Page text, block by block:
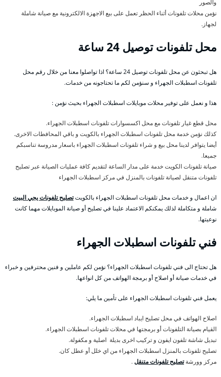
والصور
نؤمن محلات تلفونات أثناء الحظر تعمل على بيع الاجهزة الالكترونية مع صيانة شاملة
لجهاز.
محل تلفونات توصيل 24 ساعة
هل تبحثون عن محل تلفونات توصيل 24 ساعة؟ اذا تواصلوا معنا من خلال رقم محل
تلفونات اسطبلات الجهراء و سنؤمن لكم ما تحتاجونه من خدمات.
هذا و نعمل على توفير محلات موبايلات اسطبلات الجهراء بحيث نؤمن :
محل قطع غيار تلفونات مع محل اكسسوارات تلفونات اسطبلات الجهراء.
كذلك نؤمن خدمة محل تلفونات اسطبلات الجهراء بالكويت و باقي المحافطات الاخرى.
أيضا يتوافر لدينا محل بيع و شراء تلفونات اسطبلات الجهراء باسعار مدروسة تناسبكم
جميعا.
صيانة تلفونات الكويت خدمة على مدار الساعة لتقديم كافة عمليات الصيانة عبر تصليح
تلفونات متنقل لصيانة تلفونات بالمنزل في مركز اسطبلات الجهراء
ان اعمال و خدمات محل تلفونات اسطبلات الجهراء بالكويتتصليح تلفونات يجي البيت
شاملة و متكاملة لذلك يمكنكم الاعتماد علينا في تصليح أو صيانة الموبايلات مهما كانت
نوعيتها.
فني تلفونات اسطبلات الجهراء
هل تحتاج الى فني تلفونات اسطبلات الجهراء؟ نؤمن لكم عاملين و فنين محترفين و خبراء
في خدمات صيانة أو اصلاح أو برمجة الهواتف من كل انواعها.
يعمل فني تلفونات اسطبلات الجهراء على تأمين ما يلي:
اصلاح الهواتف في محل تصليح ايباد اسطبلات الجهراء.
القيام بصيانة التلفونات أو برمجتها في محلات تلفونات اسطبلات الجهراء.
تبديل شاشة تلفون ايفون و تركيب اخرى بديلة اصلية و مكفولة.
تصليح تلفونات بالمنزل اسطبلات الجهراء من اي خلل أو عطل كان.
مركز وورشةتصليح تلفونات متنقل.